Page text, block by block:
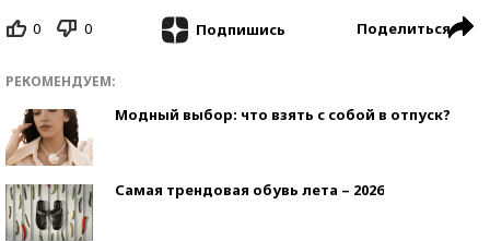
0 0 Подпишись Поделиться
РЕКОМЕНДУЕМ:
Модный выбор: что взять с собой в отпуск?
Самая трендовая обувь лета – 2026